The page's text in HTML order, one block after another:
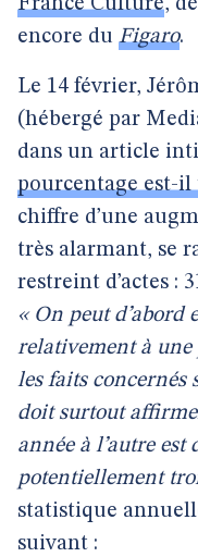
France Culture, de
encore du Figaro.
Le 14 février,
(hébergé par
dans un article
pourcentage est-
chiffre d’une
très alarmant, se
restreint d’actes :
« On peut d’abord
relativement à
les faits
doit surtout
année à l’autre est
potentiellement
statistique
suivant :